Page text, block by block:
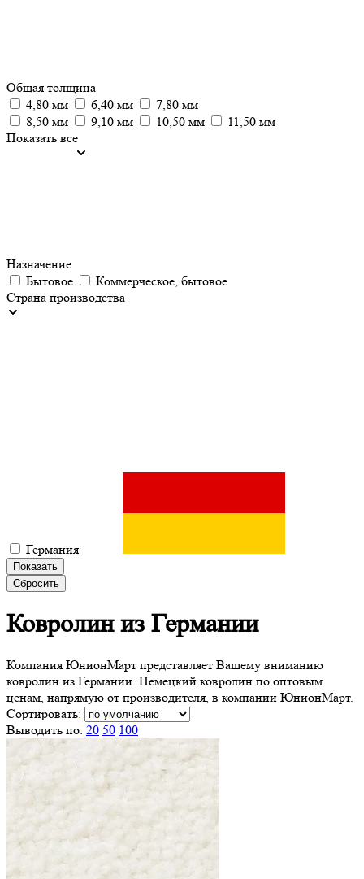
Общая толщина
4,80 мм
6,40 мм
7,80 мм
8,50 мм
9,10 мм 10,50 мм
11,50 мм
Показать все
Назначение
Бытовое
Коммерческое, бытовое
Страна производства
Германия
Показать
Сбросить
Ковролиниз Германии
Компания ЮнионМарт представляет Вашему вниманию
ковролин из Германии. Немецкий ковролин по оптовым
ценам, напрямую от производителя, в компании ЮнионМарт.
Сортировать:
Выводить по: 20 50 100